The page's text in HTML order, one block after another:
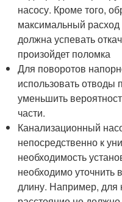
насосу. Кроме того,
максимальный
должна успевать
произойдет поломка
Для поворотов
использовать отводы
уменьшить
части.
Канализационный
непосредственно к
необходимость
необходимо уточнить
длину. Например, для